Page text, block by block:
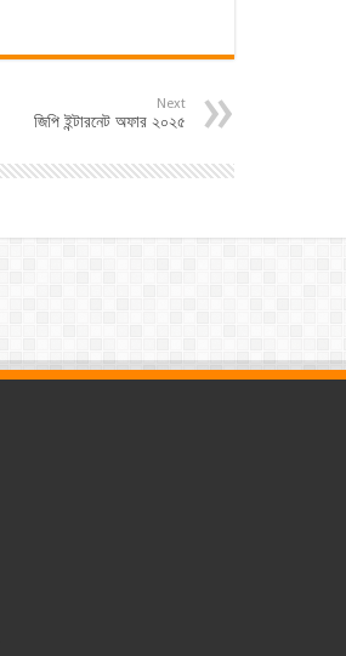
Next
জিপি ইন্টারনেট অফার ২০২৫